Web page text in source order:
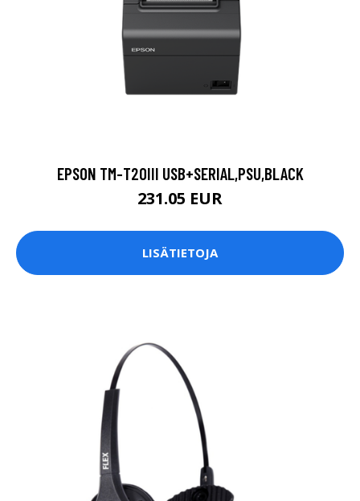
EPSON TM-T20III USB+SERIAL,PSU,BLACK
231.05 EUR
LISÄTIETOJA